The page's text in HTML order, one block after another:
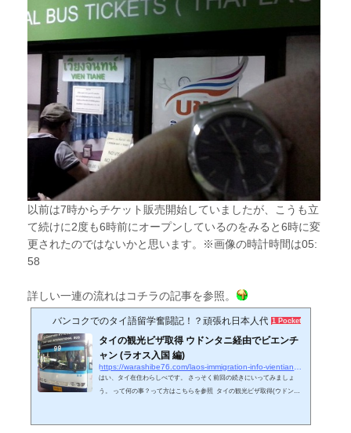
以前は7時からチケット販売開始していましたが、こうも立
て続けに2度も6時前にオープンしているのをみると6時に変
更されたのではないかと思います。※画像の時計時間は05:
58
詳しい一連の流れはコチラの記事を参照。
バンコクでのタイ語留学奮闘記！？頑張れ日本人代表♪1 Pocket
タイの観光ビザ取得 ウドンタニ経由でビエンチ
ャン (ラオス入国 編)
はい、タイ在住わらしべです。 さっそく前回の続きにいってみましょ
う。 って何の事？って方はこちらを参照 タイの観光ビザ取得(ウドンタ